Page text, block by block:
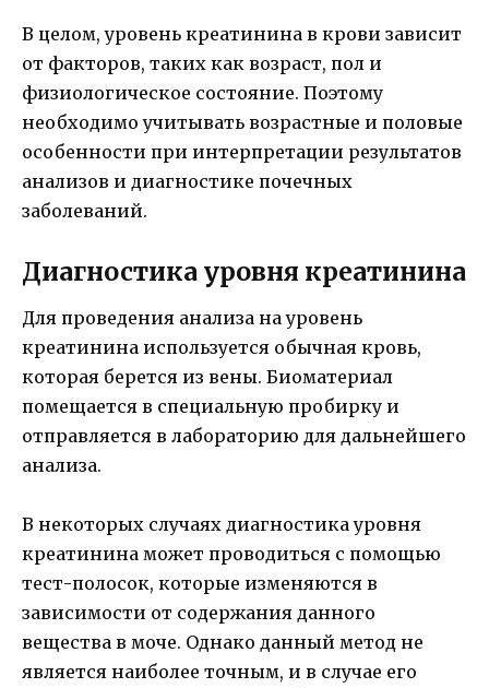
В целом, уровень креатинина в крови зависит
от факторов, таких как возраст, пол и
физиологическое состояние. Поэтому
необходимо учитывать возрастные и половые
особенности при интерпретации результатов
анализов и диагностике почечных
заболеваний.
Диагностика уровня креатинина
Для проведения анализа на уровень
креатинина используется обычная кровь,
которая берется из вены. Биоматериал
помещается в специальную пробирку и
отправляется в лабораторию для дальнейшего
анализа.
В некоторых случаях диагностика уровня
креатинина может проводиться с помощью
тест-полосок, которые изменяются в
зависимости от содержания данного
вещества в моче. Однако данный метод не
является наиболее точным, и в случае его